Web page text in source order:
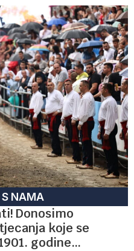
NAMA
Donosimo
koje se
godine…